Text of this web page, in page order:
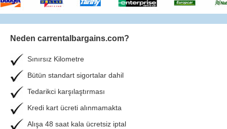
Neden carrentalbargains.com?
Sınırsız Kilometre
Bütün standart sigortalar dahil
Tedarikci karşılaştırması
Kredi kart ücreti alınmamakta
Alışa 48 saat kala ücretsiz iptal